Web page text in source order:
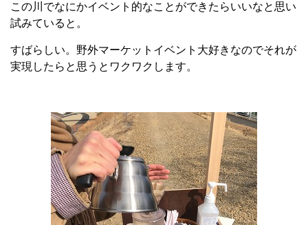
この川でなにかイベント的なことができたらいいなと思い
試みていると。
すばらしい。野外マーケットイベント大好きなのでそれが
実現したらと思うとワクワクします。